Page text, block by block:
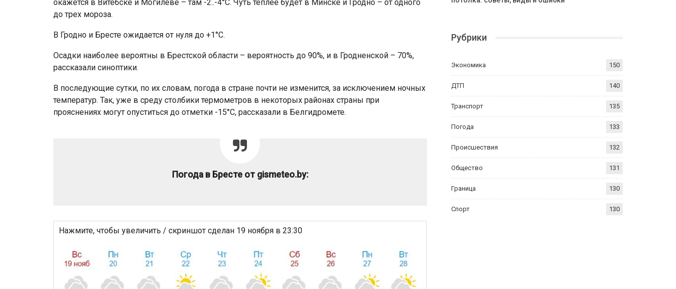
окажется в Витебске и Могилеве – там -2..-4°C. Чуть теплее будет в Минске и Гродно – от одного
до трех мороза.
В Гродно и Бресте ожидается от нуля до +1°C.
Осадки наиболее вероятны в Брестской области – вероятность до 90%, и в Гродненской – 70%,
рассказали синоптики.
В последующие сутки, по их словам, погода в стране почти не изменится, за исключением ночных
температур. Так, уже в среду столбики термометров в некоторых районах страны при
прояснениях могут опуститься до отметки -15°С, рассказали в Белгидромете.
Погода в Бресте от gismeteo.by:
Нажмите, чтобы увеличить / скриншот сделан 19 ноября в 23:30
Рубрики
Экономика 150
ДТП 140
Транспорт 135
Погода 133
Происшествия 132
Общество 131
Граница 130
Спорт 130